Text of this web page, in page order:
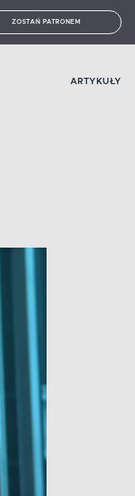
ZOSTAŃ PATRONEM
ARTYKUŁY